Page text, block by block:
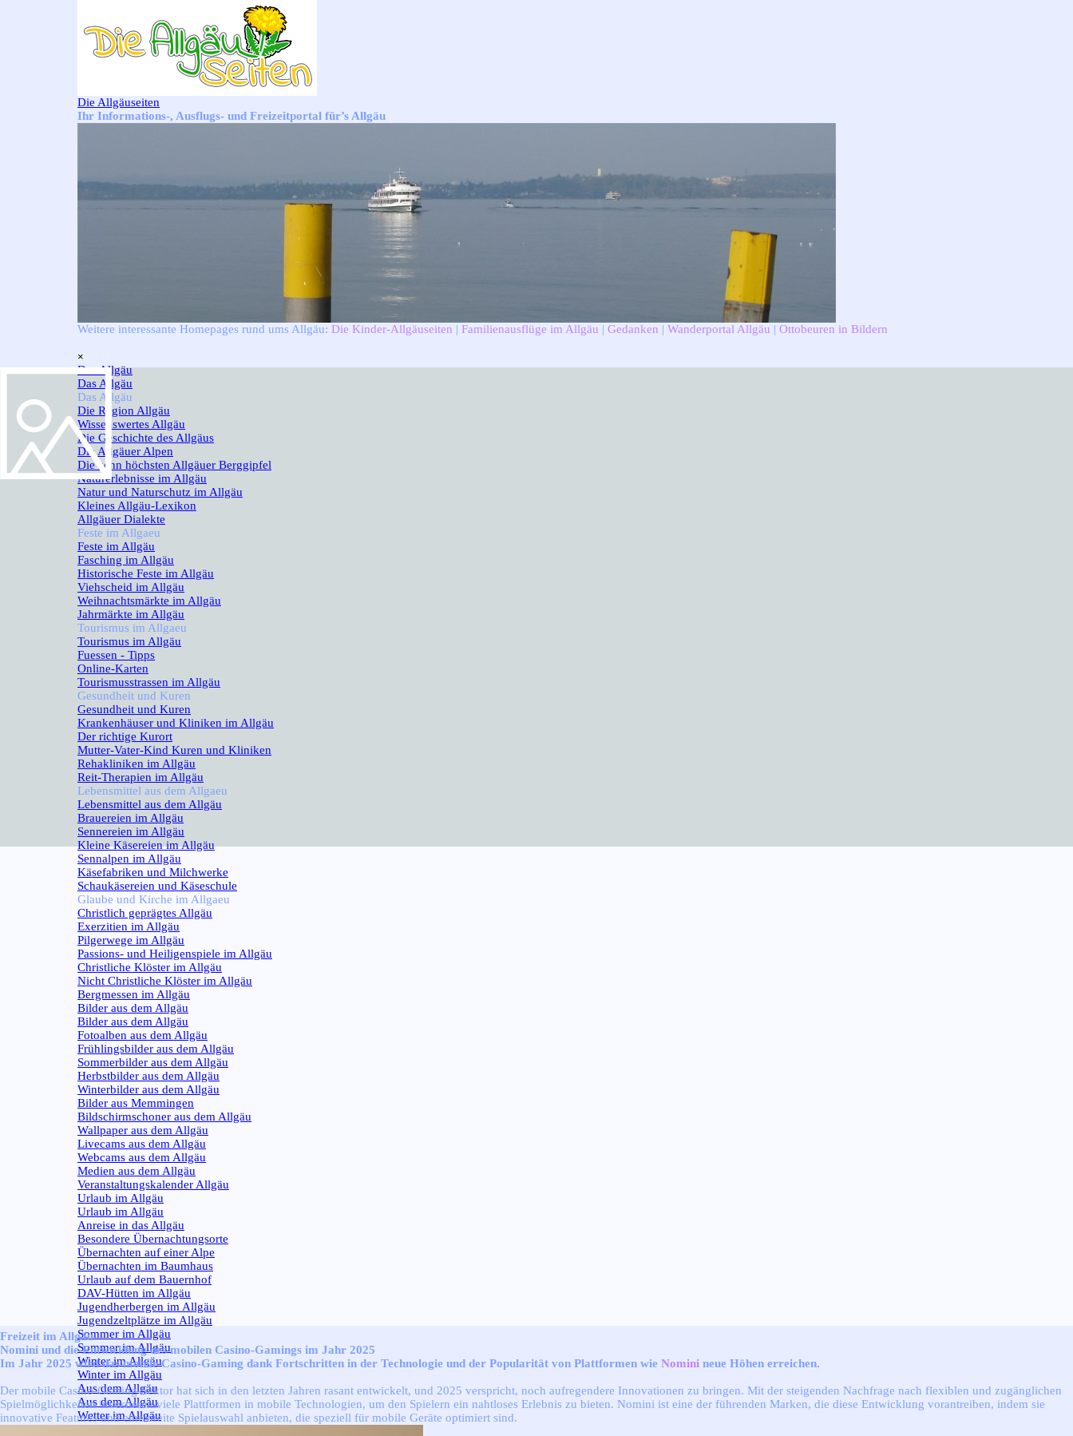
Die Allgäuseiten
Ihr Informations-, Ausflugs- und Freizeitportal für’s Allgäu
Weitere interessante Homepages rund ums Allgäu: Die Kinder-Allgäuseiten | Familienausflüge im Allgäu | Gedanken | Wanderportal Allgäu | Ottobeuren in Bildern
×
Das Allgäu▼
Das Allgäu
Das Allgäu
Die Region Allgäu
Wissenswertes Allgäu
Die Geschichte des Allgäus
Die Allgäuer Alpen
Die zehn höchsten Allgäuer Berggipfel
Naturerlebnisse im Allgäu
Natur und Naturschutz im Allgäu
Kleines Allgäu-Lexikon
Allgäuer Dialekte
Feste im Allgaeu
Feste im Allgäu
Fasching im Allgäu
Historische Feste im Allgäu
Viehscheid im Allgäu
Weihnachtsmärkte im Allgäu
Jahrmärkte im Allgäu
Tourismus im Allgaeu
Tourismus im Allgäu
Fuessen - Tipps
Online-Karten
Tourismusstrassen im Allgäu
Gesundheit und Kuren
Gesundheit und Kuren
Krankenhäuser und Kliniken im Allgäu
Der richtige Kurort
Mutter-Vater-Kind Kuren und Kliniken
Rehakliniken im Allgäu
Reit-Therapien im Allgäu
Lebensmittel aus dem Allgaeu
Lebensmittel aus dem Allgäu
Brauereien im Allgäu
Sennereien im Allgäu
Kleine Käsereien im Allgäu
Sennalpen im Allgäu
Käsefabriken und Milchwerke
Schaukäsereien und Käseschule
Glaube und Kirche im Allgaeu
Christlich geprägtes Allgäu
Exerzitien im Allgäu
Pilgerwege im Allgäu
Passions- und Heiligenspiele im Allgäu
Christliche Klöster im Allgäu
Nicht Christliche Klöster im Allgäu
Bergmessen im Allgäu
Bilder aus dem Allgäu
Bilder aus dem Allgäu
Fotoalben aus dem Allgäu
Frühlingsbilder aus dem Allgäu
Sommerbilder aus dem Allgäu
Herbstbilder aus dem Allgäu
Winterbilder aus dem Allgäu
Bilder aus Memmingen
Bildschirmschoner aus dem Allgäu
Wallpaper aus dem Allgäu
Livecams aus dem Allgäu
Webcams aus dem Allgäu
Medien aus dem Allgäu
Veranstaltungskalender Allgäu
Urlaub im Allgäu
Urlaub im Allgäu
Anreise in das Allgäu
Besondere Übernachtungsorte
Übernachten auf einer Alpe
Übernachten im Baumhaus
Urlaub auf dem Bauernhof
DAV-Hütten im Allgäu
Jugendherbergen im Allgäu
Jugendzeltplätze im Allgäu
Sommer im Allgäu
Sommer im Allgäu
Winter im Allgäu▼
Winter im Allgäu
Aus dem Allgäu▼
Aus dem Allgäu
Wetter im Allgäu▼
Wetter im Allgäu
Freizeit im Allgäu
Nomini und die Entwicklung des mobilen Casino-Gamings im Jahr 2025
Im Jahr 2025 wird das mobile Casino-Gaming dank Fortschritten in der Technologie und der Popularität von Plattformen wie Nomini neue Höhen erreichen.
Der mobile Casino-Gaming-Sektor hat sich in den letzten Jahren rasant entwickelt, und 2025 verspricht, noch aufregendere Innovationen zu bringen. Mit der steigenden Nachfrage nach flexiblen und zugänglichen
Spielmöglichkeiten investieren viele Plattformen in mobile Technologien, um den Spielern ein nahtloses Erlebnis zu bieten. Nomini ist eine der führenden Marken, die diese Entwicklung vorantreiben, indem sie
innovative Features und eine breite Spielauswahl anbieten, die speziell für mobile Geräte optimiert sind.